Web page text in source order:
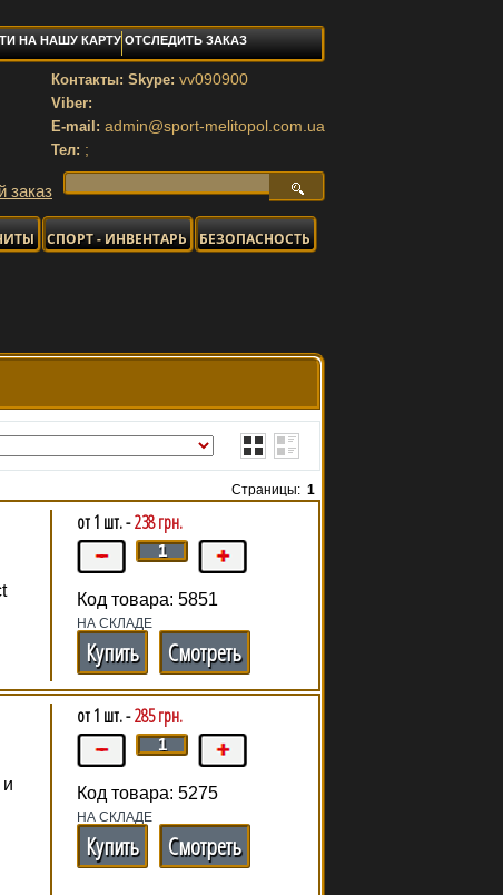
НА НАШУ КАРТУ ОТСЛЕДИТЬ ЗАКАЗ
Контакты: Skype: vv090900
Viber:
E-mail: admin@sport-melitopol.com.ua
Тел: ;
заказ
СПОРТ - ИНВЕНТАРЬ БЕЗОПАСНОСТЬ
Страницы: 1
от 1 шт. -238 грн.
Код товара: 5851
НА СКЛАДЕ
Купить Смотреть
от 1 шт. -285 грн.
Код товара: 5275
НА СКЛАДЕ
Купить Смотреть